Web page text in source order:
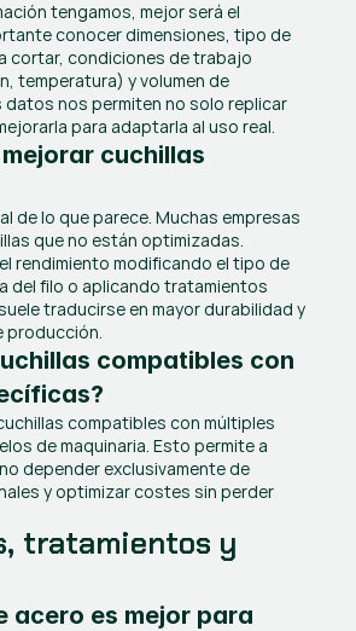
tengamos, mejor será el
conocer dimensiones, tipo de
cortar, condiciones de trabajo
temperatura) y volumen de
nos permiten no solo replicar
para adaptarla al uso real.
cuchillas
de lo que parece. Muchas empresas
que no están optimizadas.
rendimiento modificando el tipo de
del filo o aplicando tratamientos
traducirse en mayor durabilidad y
producción.
compatibles con
compatibles con múltiples
de maquinaria. Esto permite a
depender exclusivamente de
y optimizar costes sin perder
tratamientos y
acero es mejor para